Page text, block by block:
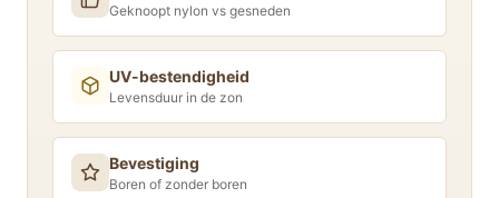
Geknoopt nylon vs gesneden
UV-bestendigheid
Levensduur in de zon
Bevestiging
Boren of zonder boren